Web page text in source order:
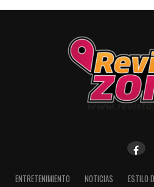
ENTRETENIMIENTO NOTICIAS ESTILO